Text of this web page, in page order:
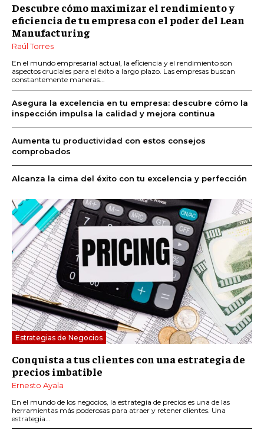
Descubre cómo maximizar el rendimiento y
eficiencia de tu empresa con el poder del Lean
Manufacturing
Raúl Torres
En el mundo empresarial actual, la eficiencia y el rendimiento son
aspectos cruciales para el éxito a largo plazo. Las empresas buscan
constantemente maneras...
Asegura la excelencia en tu empresa: descubre cómo la
inspección impulsa la calidad y mejora continua
Aumenta tu productividad con estos consejos
comprobados
Alcanza la cima del éxito con tu excelencia y perfección
Estrategias de Negocios
Conquista a tus clientes con una estrategia de
precios imbatible
Ernesto Ayala
En el mundo de los negocios, la estrategia de precios es una de las
herramientas más poderosas para atraer y retener clientes. Una
estrategia...